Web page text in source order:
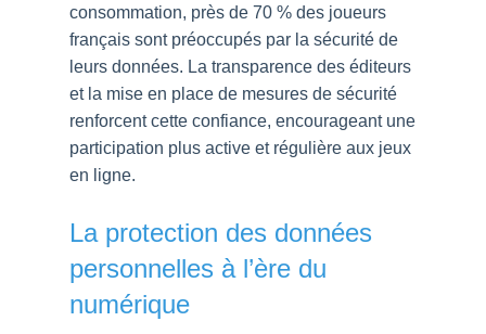
consommation, près de 70 % des joueurs
français sont préoccupés par la sécurité de
leurs données. La transparence des éditeurs
et la mise en place de mesures de sécurité
renforcent cette confiance, encourageant une
participation plus active et régulière aux jeux
en ligne.
La protection des données
personnelles à l’ère du
numérique